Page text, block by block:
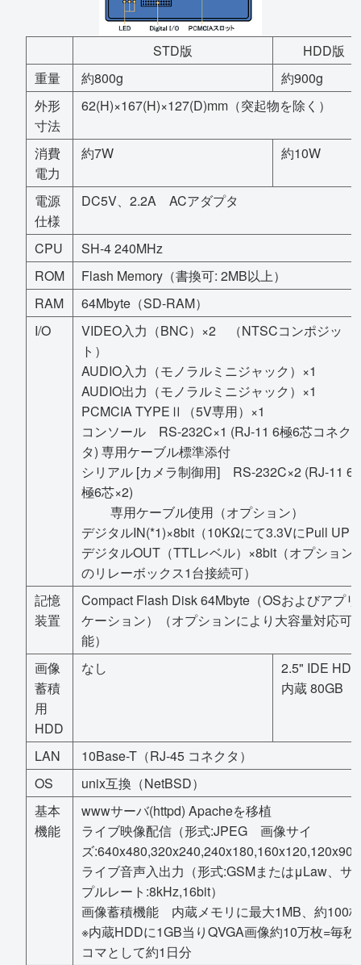
STD版
HDD版
重量
約800g
約900g
外形
寸法
62(H)×167(H)×127(D)mm（突起物を除く）
消費
電力
約7W 約10W
電源
仕様
DC5V、2.2A ACアダプタ
CPU
SH-4 240MHz
ROM
Flash Memory（書換可: 2MB以上）
RAM
64Mbyte（SD-RAM）
I/O
VIDEO入力（BNC）×2 （NTSCコンポジッ
ト）
AUDIO入力（モノラルミニジャック）×1
AUDIO出力（モノラルミニジャック）×1
PCMCIA TYPEⅡ（5V専用）×1
コンソール RS-232C×1 (RJ-11 6極6芯コネク
タ) 専用ケーブル標準添付
シリアル [カメラ制御用] RS-232C×2 (RJ-11 6
極6芯×2)
専用ケーブル使用（オプション）
デジタルIN(*1)×8bit（10KΩにて3.3VにPull UP
デジタルOUT（TTLレベル）×8bit（オプション
のリレーボックス1台接続可）
記憶
装置
Compact Flash Disk 64Mbyte（OSおよびアプリ
ケーション）（オプションにより大容量対応可
能）
画像
蓄積
用
HDD
なし
2.5" IDE HDD
内蔵 80GB
LAN
10Base-T（RJ-45 コネクタ）
OS
unix互換（NetBSD）
基本
機能
wwwサーバ(httpd) Apacheを移植
ライブ映像配信（形式:JPEG 画像サイ
ズ:640x480,320x240,240x180,160x120,120x90
ライブ音声入出力（形式:GSMまたはμLaw、サ
プルレート:8kHz,16bit）
画像蓄積機能 内蔵メモリに最大1MB、約100枚
※内蔵HDDに1GB当りQVGA画像約10万枚=毎秒
コマとして約1日分